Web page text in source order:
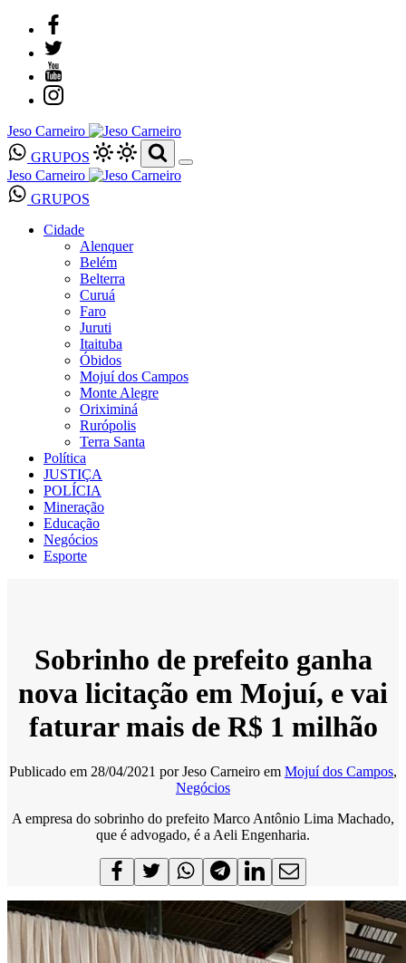
Jeso Carneiro
GRUPOS
Jeso Carneiro
GRUPOS
Cidade
Alenquer
Belém
Belterra
Curuá
Faro
Juruti
Itaituba
Óbidos
Mojuí dos Campos
Monte Alegre
Oriximiná
Rurópolis
Terra Santa
Política
JUSTIÇA
POLÍCIA
Mineração
Educação
Negócios
Esporte
Sobrinho de prefeito ganha
nova licitação em Mojuí, e vai
faturar mais de R$ 1 milhão
Publicado em 28/04/2021 porJeso Carneiro em Mojuí dos Campos,
Negócios
A empresa do sobrinho do prefeito Marco Antônio Lima Machado,
que é advogado, é a Aeli Engenharia.